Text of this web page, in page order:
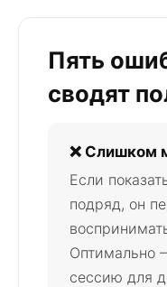
Пять
сводят
❌ Слишком
Если
подряд, он
Оптимально
сессию для